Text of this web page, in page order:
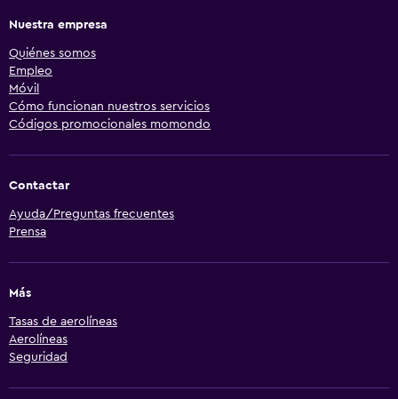
Nuestra empresa
Quiénes somos
Empleo
Móvil
Cómo funcionan nuestros servicios
Códigos promocionales momondo
Contactar
Ayuda/Preguntas frecuentes
Prensa
Más
Tasas de aerolíneas
Aerolíneas
Seguridad